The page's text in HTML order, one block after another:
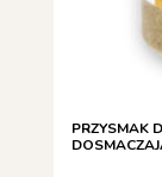
PRZYSMAK